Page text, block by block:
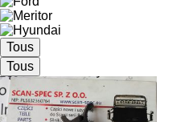
Tous
Tous